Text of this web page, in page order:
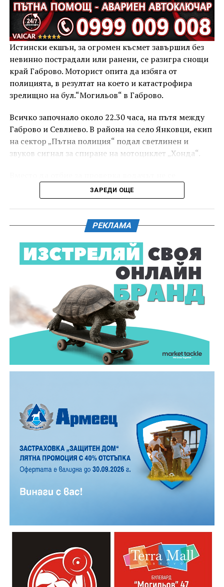
Истински екшън, за огромен късмет завършил без
невинно пострадали или ранени, се разигра снощи
край Габрово. Моторист опита да избяга от
полицията, в резултат на което и катастрофира
зрелищно на бул.“Могильов“ в Габрово.
Всичко започнало около 22.30 часа, на пътя между
Габрово и Севлиево. В района на село Янковци, екип
на сектор „Пътна полиция“ подал светлинен и
звуков сигнал за спиране на мотоциклет „Хонда“.
подчинил на полицейското разпореждане, ускорил
движението си, изпреварвайки автомобилите пред
себе си, и продължил с висока скорост в посока
Габрово.
Мотоциклетът бил засечен в района на бул.
„Могильов“, където водачът направил опит да
изпревари патрулния автомобил отляво, при което
реализирал пътнотранспортно произшествие и
паднал на пътното платно.
След извършен медицински преглед било
установено, че е без сериозни наранявания.
Установена била и самоличността му. Това била 27-
годишен мъж от тетевенското село Градежница.
При извършената проверка било констатирано, че
средство.
Установено било още, че управляваният от него
мотоциклет не е регистриран по надлежния ред, а
поставената регистрационна табела е издадена за
друго МПС.
Водачът бил тестван за употреба на алкохол, като
При извършената справка е установено, че е
многократно осъждан, както и че вече е наказван по
административен ред за отказ да бъде тестван за
употреба на наркотични вещества.
ЗАРЕДИ ОЩЕ
РЕКЛАМА